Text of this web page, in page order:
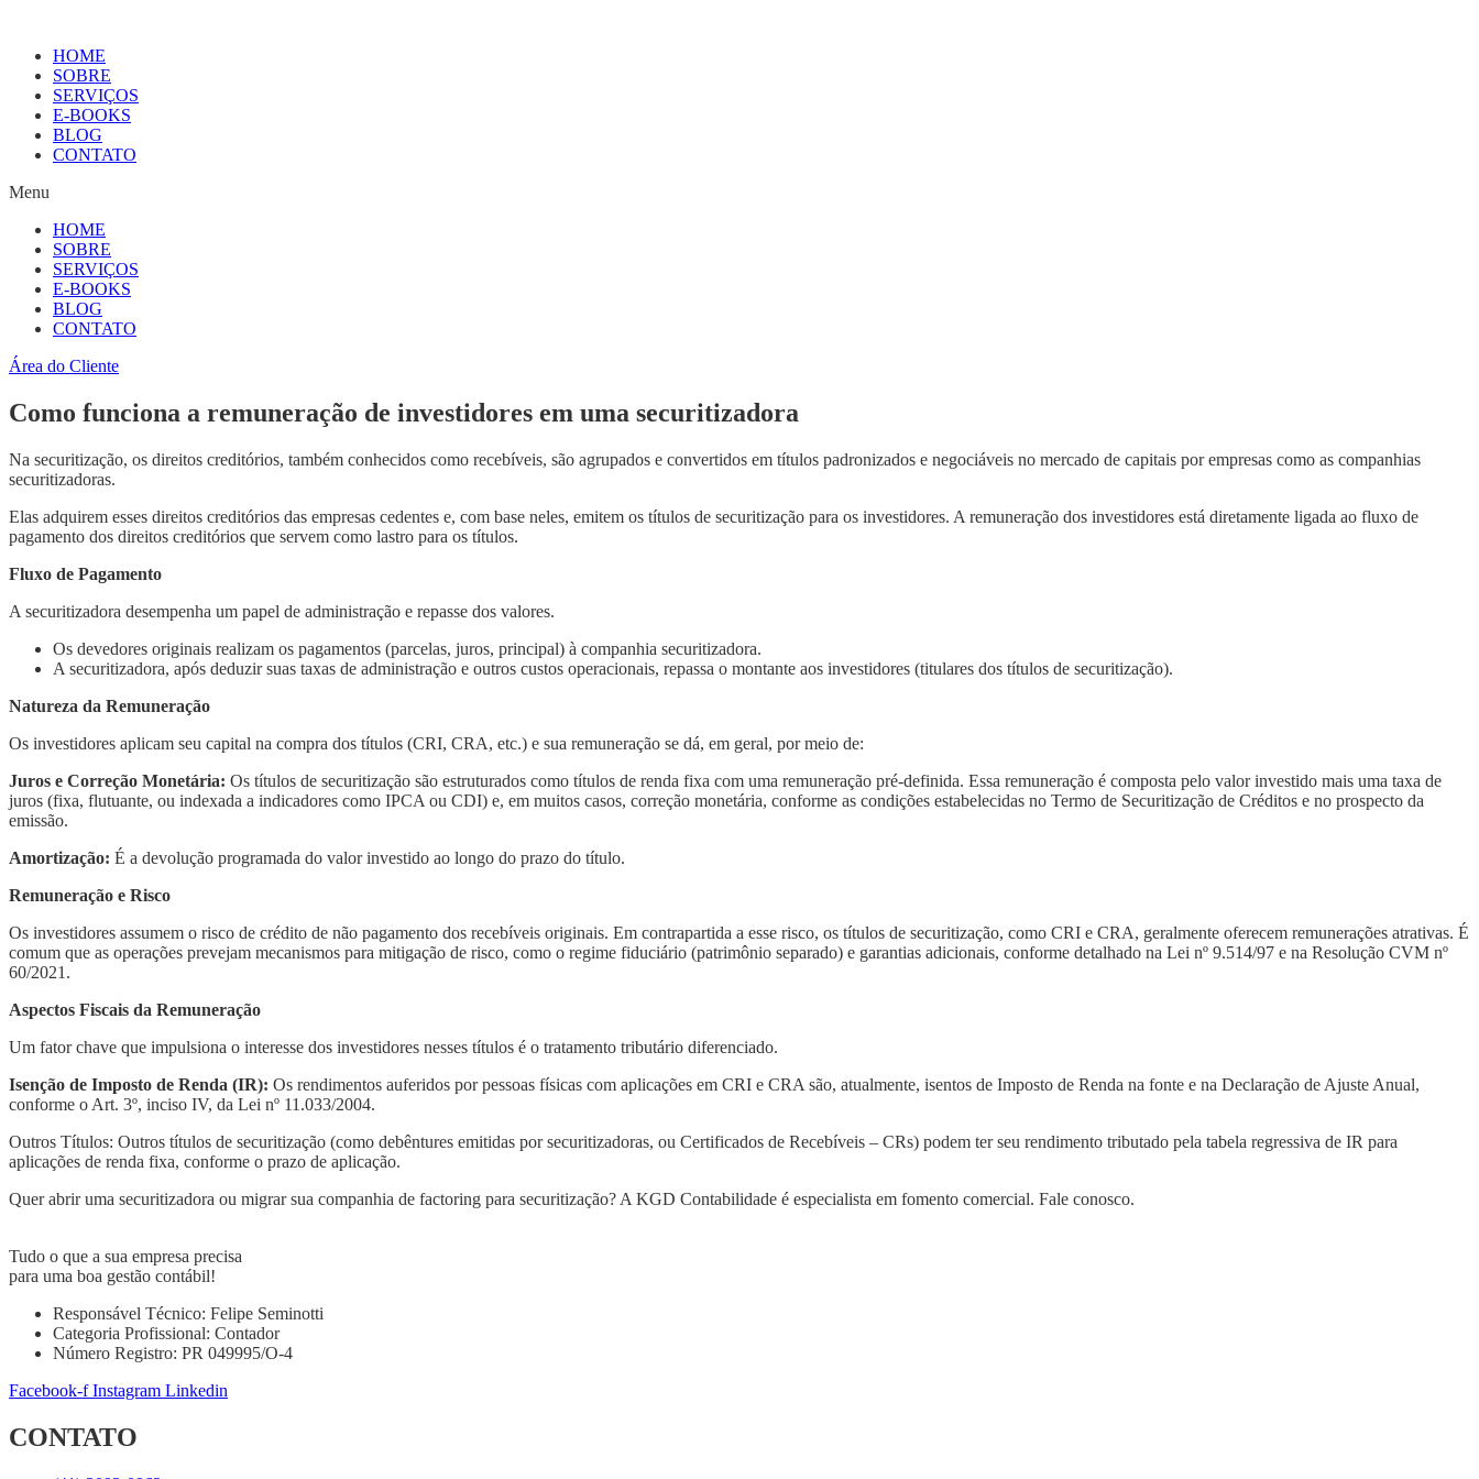
HOME
SOBRE
SERVIÇOS
E-BOOKS
BLOG
CONTATO
Menu
HOME
SOBRE
SERVIÇOS
E-BOOKS
BLOG
CONTATO
Área do Cliente
Como funciona a remuneração de investidores em uma securitizadora
Na securitização, os direitos creditórios, também conhecidos como recebíveis, são agrupados e convertidos em títulos padronizados e negociáveis no mercado de capitais por empresas como as companhias
securitizadoras.
Elas adquirem esses direitos creditórios das empresas cedentes e, com base neles, emitem os títulos de securitização para os investidores. A remuneração dos investidores está diretamente ligada ao fluxo de
pagamento dos direitos creditórios que servem como lastro para os títulos.
Fluxo de Pagamento
A securitizadora desempenha um papel de administração e repasse dos valores.
Os devedores originais realizam os pagamentos (parcelas, juros, principal) à companhia securitizadora.
A securitizadora, após deduzir suas taxas de administração e outros custos operacionais, repassa o montante aos investidores (titulares dos títulos de securitização).
Natureza da Remuneração
Os investidores aplicam seu capital na compra dos títulos (CRI, CRA, etc.) e sua remuneração se dá, em geral, por meio de:
Juros e Correção Monetária: Os títulos de securitização são estruturados como títulos de renda fixa com uma remuneração pré-definida. Essa remuneração é composta pelo valor investido mais uma taxa de
juros (fixa, flutuante, ou indexada a indicadores como IPCA ou CDI) e, em muitos casos, correção monetária, conforme as condições estabelecidas no Termo de Securitização de Créditos e no prospecto da
emissão.
Amortização: É a devolução programada do valor investido ao longo do prazo do título.
Remuneração e Risco
Os investidores assumem o risco de crédito de não pagamento dos recebíveis originais. Em contrapartida a esse risco, os títulos de securitização, como CRI e CRA, geralmente oferecem remunerações atrativas. É
comum que as operações prevejam mecanismos para mitigação de risco, como o regime fiduciário (patrimônio separado) e garantias adicionais, conforme detalhado na Lei nº 9.514/97 e na Resolução CVM nº
60/2021.
Aspectos Fiscais da Remuneração
Um fator chave que impulsiona o interesse dos investidores nesses títulos é o tratamento tributário diferenciado.
Isenção de Imposto de Renda (IR): Os rendimentos auferidos por pessoas físicas com aplicações em CRI e CRA são, atualmente, isentos de Imposto de Renda na fonte e na Declaração de Ajuste Anual,
conforme o Art. 3º, inciso IV, da Lei nº 11.033/2004.
Outros Títulos: Outros títulos de securitização (como debêntures emitidas por securitizadoras, ou Certificados de Recebíveis – CRs) podem ter seu rendimento tributado pela tabela regressiva de IR para
aplicações de renda fixa, conforme o prazo de aplicação.
Quer abrir uma securitizadora ou migrar sua companhia de factoring para securitização? A KGD Contabilidade é especialista em fomento comercial. Fale conosco.
Tudo o que a sua empresa precisa
para uma boa gestão contábil!
Responsável Técnico: Felipe Seminotti
Categoria Profissional: Contador
Número Registro: PR 049995/O-4
Facebook-f Instagram Linkedin
CONTATO